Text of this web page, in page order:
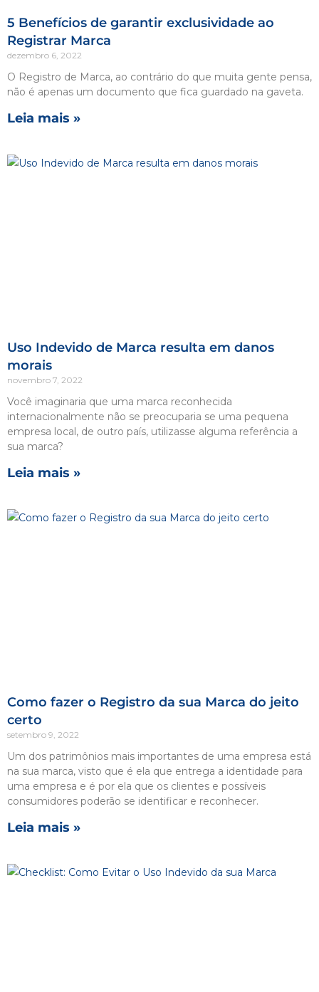
5 Benefícios de garantir exclusividade ao
Registrar Marca
dezembro 6, 2022
O Registro de Marca, ao contrário do que muita gente pensa,
não é apenas um documento que fica guardado na gaveta.
Leia mais »
Uso Indevido de Marca resulta em danos
morais
novembro 7, 2022
Você imaginaria que uma marca reconhecida
internacionalmente não se preocuparia se uma pequena
empresa local, de outro país, utilizasse alguma referência a
sua marca?
Leia mais »
Como fazer o Registro da sua Marca do jeito
certo
setembro 9, 2022
Um dos patrimônios mais importantes de uma empresa está
na sua marca, visto que é ela que entrega a identidade para
uma empresa e é por ela que os clientes e possíveis
consumidores poderão se identificar e reconhecer.
Leia mais »